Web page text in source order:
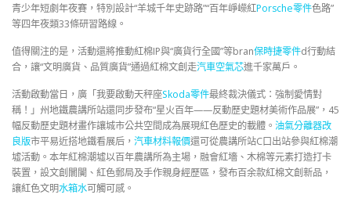
青少年短劇年夜賽，特別設計“羊城千年史跡路”“百年崢嶸紅Porsche零件色路”
等四年夜類33條研習路線。
值得關注的是，活動還將推動紅棉IP與“廣貨行全國”等bran保時捷零件d行動結
合，讓“文明廣貨、品質廣貨”通過紅棉文創走汽車空氣芯進千家萬戶。
活動啟動當日，廣「我要啟動天秤座Skoda零件最終裁決儀式：強制愛情對
稱！」州地鐵農講所站還同步發布“星火百年——反動歷史題材美術作品展”，45
幅反動歷史題材畫作讓城市公共空間成為展現紅色歷史的載體。 油氣分離器改
良版市平易近搭地鐵看展后， 汽車材料報價還可從農講所站C口出站參與紅棉潮
墟活動。本年紅棉潮墟以百年農講所為主場，融會紅墻、木棉等元素打造打卡
裝置，設文創闤闠、紅色郵局及手作親身經歷區，發布百余款紅棉文創新品，
讓紅色文明水箱水可觸可感。